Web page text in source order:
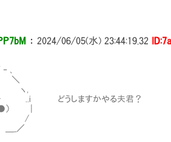
： 2024/06/05(水) 23:44:19.32
､
,
しますかやる夫君？
|
_ /
／